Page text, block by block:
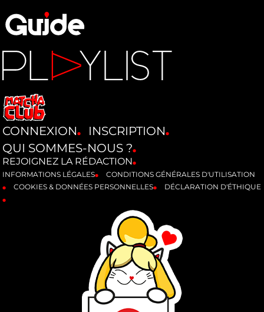
CONNEXION
INSCRIPTION
QUI SOMMES-NOUS ?
REJOIGNEZ LA RÉDACTION
INFORMATIONS LÉGALES
CONDITIONS GÉNÉRALES D'UTILISATION
COOKIES & DONNÉES PERSONNELLES
DÉCLARATION D'ÉTHIQUE